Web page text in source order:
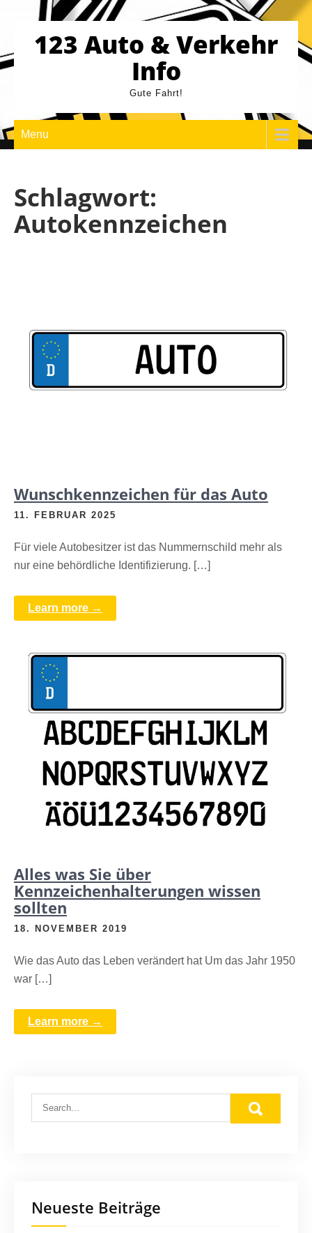
content123 Auto & Verkehr
Info
Gute Fahrt!
Menu
Schlagwort:
Autokennzeichen
Wunschkennzeichen für das Auto
11. FEBRUAR 2025
Für viele Autobesitzer ist das Nummernschild mehr als
nur eine behördliche Identifizierung. […]
Learn more →
Alles was Sie über
Kennzeichenhalterungen wissen
sollten
18. NOVEMBER 2019
Wie das Auto das Leben verändert hat Um das Jahr 1950
war […]
Learn more →
Neueste Beiträge